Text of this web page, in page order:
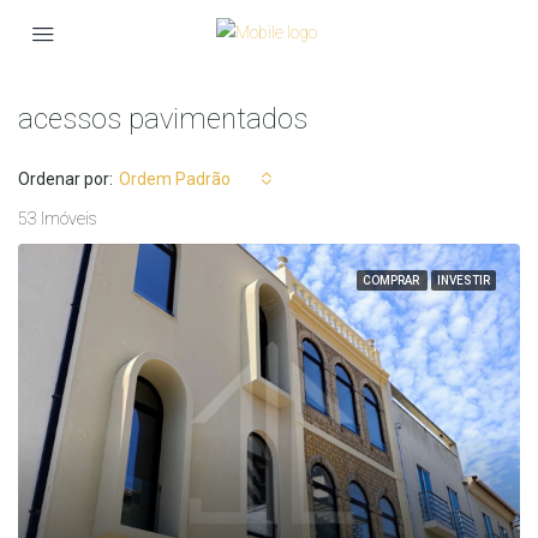
acessos pavimentados
53 Imóveis
Ordenar por: Ordem Padrão
COMPRAR INVESTIR